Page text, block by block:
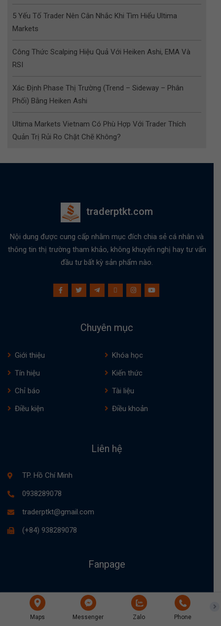
5 Yếu Tố Trader Nên Cân Nhắc Khi Tìm Hiểu Ultima
Markets
Công Thức Scalping Hiệu Quả Với Heiken Ashi, EMA Và
RSI
Xác Định Phase Thị Trường (Trend – Sideway – Phân
Phối) Bằng Heiken Ashi
Ultima Markets Vietnam Có Phù Hợp Với Trader Thích
Quản Trị Rủi Ro Chặt Chẽ Không?
traderptkt.com
Nội dung được cung cấp nhằm mục đích chia sẻ cá nhân và
thông tin thị trường tham khảo, không khuyến nghị hay tư vấn
đầu tư bất kỳ sản phẩm nào.
Chuyên mục
Giới thiệu
Khóa học
Tín hiệu
Kiến thức
Chỉ báo
Tài liệu
Điều kiện
Điều khoản
Liên hệ
TP. Hồ Chí Minh
0938289078
traderptkt@gmail.com
(+84) 938289078
Fanpage
Maps Messenger Zalo Phone